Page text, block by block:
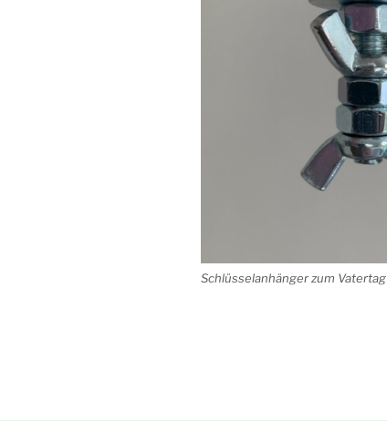
Schlüsselanhänger zum Vatertag